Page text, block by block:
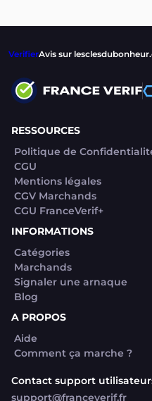
VerifierAvis sur
RESSOURCES
Politique de
CGU
Mentions légales
CGV Marchands
CGU FranceVerif+
INFORMATIONS
Catégories
Marchands
Signaler une arnaque
Blog
A PROPOS
Aide
Comment ça marche ?
Contact support
support@franceverif.fr